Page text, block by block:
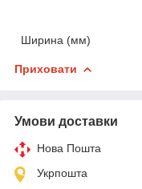
Ширина (мм)
Приховати
Умови доставки
Нова Пошта
Укрпошта